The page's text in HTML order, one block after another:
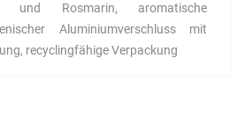
und Rosmarin, aromatische
Aluminiumverschluss mit
recyclingfähige Verpackung